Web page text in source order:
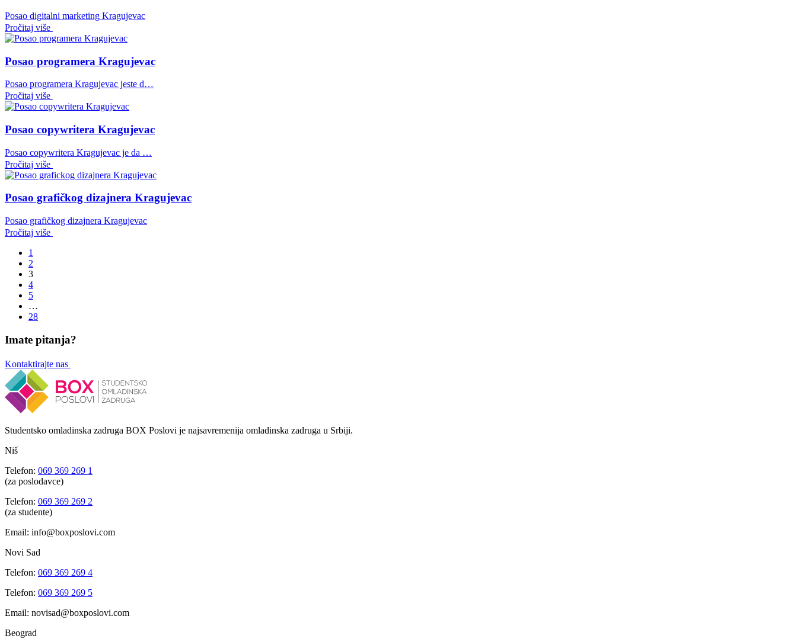
Posao digitalni marketing Kragujevac
Pročitaj više
Posao programera Kragujevac
Posao programera Kragujevac jeste d…
Pročitaj više
Posao copywritera Kragujevac
Posao copywritera Kragujevac je da …
Pročitaj više
Posao grafičkog dizajnera Kragujevac
Posao grafičkog dizajnera Kragujevac
Pročitaj više
1
2
3
4
5
…
28
Imate pitanja?
Kontaktirajte nas
Studentsko omladinska zadruga BOX Poslovi je najsavremenija omladinska zadruga u Srbiji.
Niš
Telefon: 069 369 269 1
(za poslodavce)
Telefon: 069 369 269 2
(za studente)
Email: info@boxposlovi.com
Novi Sad
Telefon: 069 369 269 4
Telefon: 069 369 269 5
Email: novisad@boxposlovi.com
Beograd